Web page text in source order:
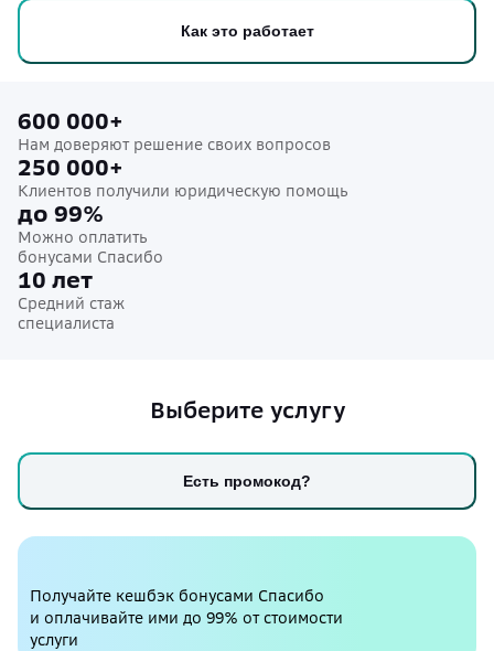
Как это работает
600 000+
Нам доверяют решение своих вопросов
250 000+
Клиентов получили юридическую помощь
до 99%
Можно оплатить
бонусами Спасибо
10 лет
Средний стаж
специалиста
Выберите услугу
Есть промокод?
Получайте кешбэк бонусами Спасибо
и оплачивайте ими до 99% от стоимости
услуги